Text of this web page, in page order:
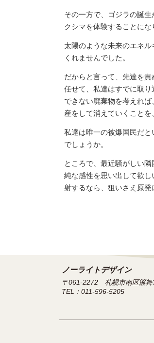
その一方で、ゴジラの誕
クシマを体験することにな
太陽のような未来のエネ
くれませんでした。
だからと言って、先達を
任せて、私達はすでに取
できない廃棄物を考えれ
産をして消えていくことを
私達は唯一の被爆国民だ
でしょうか。
ところで、最近騒がしい
純な感性を思い出して欲
射するなら、狙いさえ原発
ノーライトデザイン
〒061-2272 札幌市南区簾舞
TEL：011-596-5205